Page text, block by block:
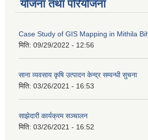
योजना तथा परियोजना
Case Study of GIS Mapping in Mithila
मिति: 09/29/2022 - 12:56
साना व्यवसाय कृषि उत्पादन केन्द्र सम्वन्धी सुचना
मिति: 03/26/2021 - 16:53
साझेदारी कार्यक्रम सञ्चालन
मिति: 03/26/2021 - 16:52